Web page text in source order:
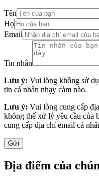
Tên
Họ
Email
Tin nhắn
Lưu ý: Vui lòng không sử
tin cá nhân nhạy cảm nào.
Lưu ý: Vui lòng cung cấp
không thể xử lý yêu cầu của
cung cấp địa chỉ email cá
Gửi
Địa điểm của